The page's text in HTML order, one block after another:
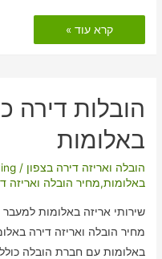
דירה
כולל
קרא עוד »
הובלות דירה
באלומות
הובלה ואריזה דירה בצפון /
באלומות,מחיר הובלה ואריזה
שירותי אריזה באלומות למעבר
באלומות עם חברת הובלה